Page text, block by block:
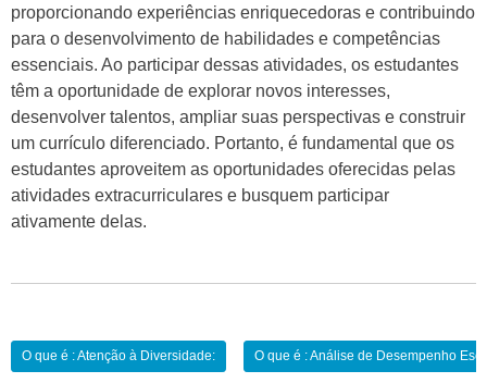
proporcionando experiências enriquecedoras e contribuindo
para o desenvolvimento de habilidades e competências
essenciais. Ao participar dessas atividades, os estudantes
têm a oportunidade de explorar novos interesses,
desenvolver talentos, ampliar suas perspectivas e construir
um currículo diferenciado. Portanto, é fundamental que os
estudantes aproveitem as oportunidades oferecidas pelas
atividades extracurriculares e busquem participar
ativamente delas.
Navegação
O que é : Atenção à Diversidade: O que é : Análise de Desempenho